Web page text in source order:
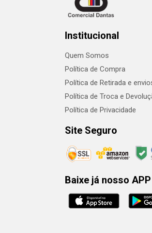
Institucional
Quem Somos
Política de Compra
Política de Retirada e
Política de Troca e
Política de Privacidade
Site Seguro
Baixe já nosso APP